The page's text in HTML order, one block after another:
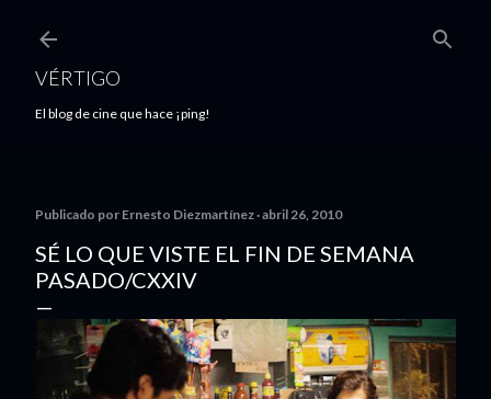
VÉRTIGO
El blog de cine que hace ¡ping!
Publicado por Ernesto Diezmartínez abril 26, 2010
SÉ LO QUE VISTE EL FIN DE SEMANA
PASADO/CXXIV